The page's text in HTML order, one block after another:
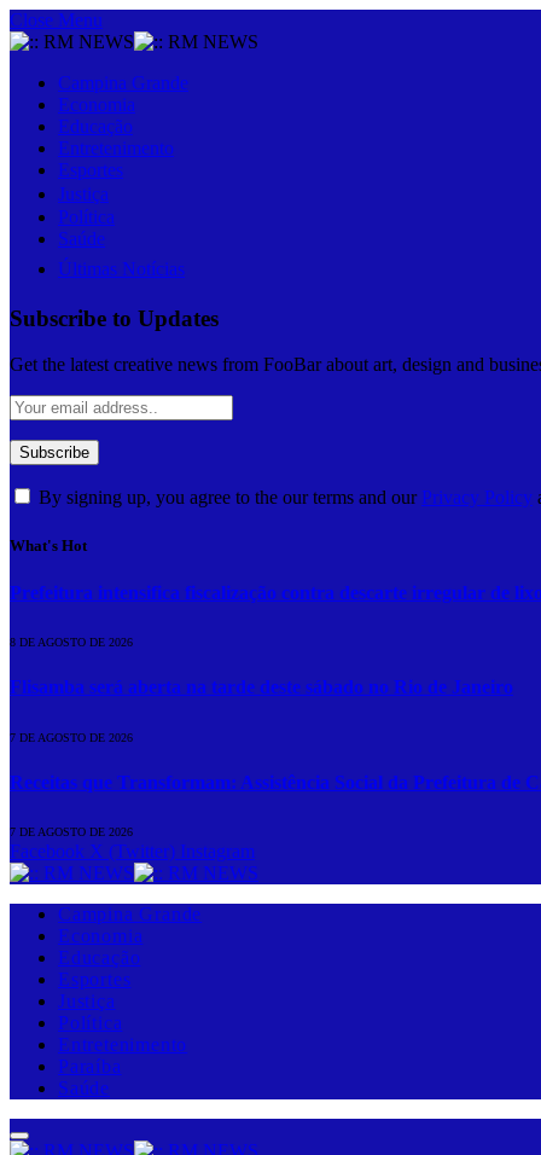
Close Menu
Campina Grande
Economia
Educação
Entretenimento
Esportes
Justiça
Política
Saúde
Últimas Notícias
Subscribe to Updates
Get the latest creative news from FooBar about art, design and
By signing up, you agree to the our terms and our Privacy Policy
What's Hot
Prefeitura intensifica fiscalização contra descarte irregular de
8 DE AGOSTO DE 2026
Flisamba será aberta na tarde deste sábado no Rio de Janeiro
7 DE AGOSTO DE 2026
Receitas que Transformam: Assistência Social da Prefeitura
7 DE AGOSTO DE 2026
Facebook X (Twitter) Instagram
Campina Grande
Economia
Educação
Esportes
Justiça
Política
Entretenimento
Paraíba
Saúde